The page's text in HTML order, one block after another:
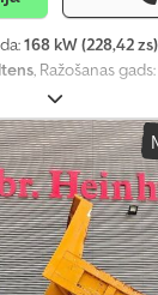
168 kW (228,42 zs)
, Ražošanas gads: